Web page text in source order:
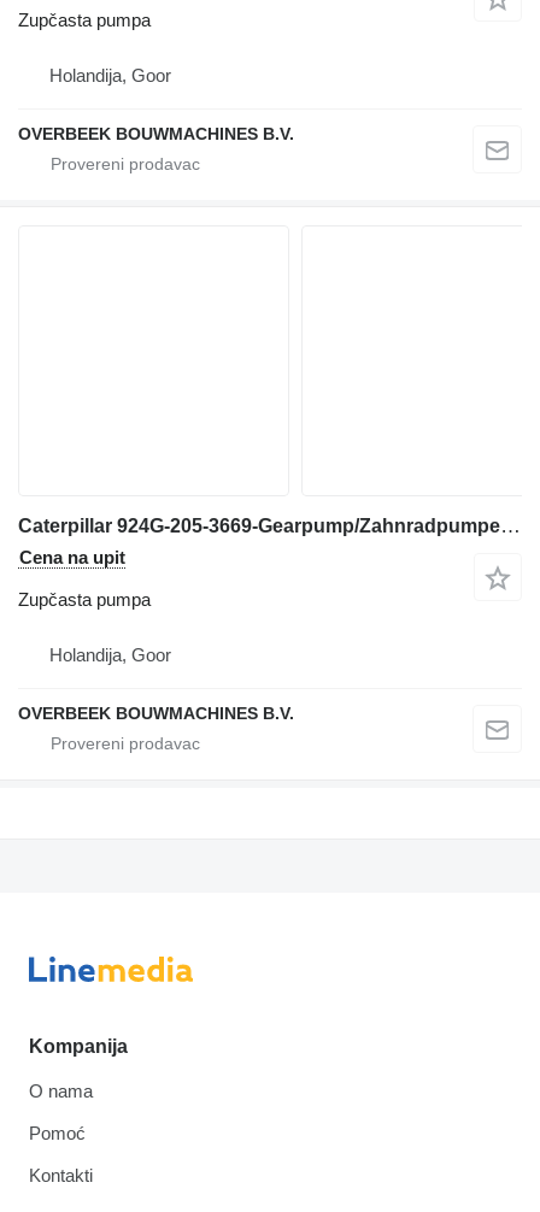
Zupčasta pumpa
Holandija, Goor
OVERBEEK BOUWMACHINES B.V.
Caterpillar 924G-205-3669-Gearpump/Zahnradpumpe/Tandwielpomp zupčasta pumpa za prednjeg utovarivača
Cena na upit
Zupčasta pumpa
Holandija, Goor
OVERBEEK BOUWMACHINES B.V.
Kompanija
O nama
Pomoć
Kontakti